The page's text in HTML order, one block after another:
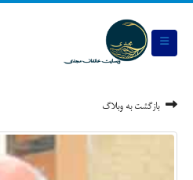
بازگشت به وبلاگ